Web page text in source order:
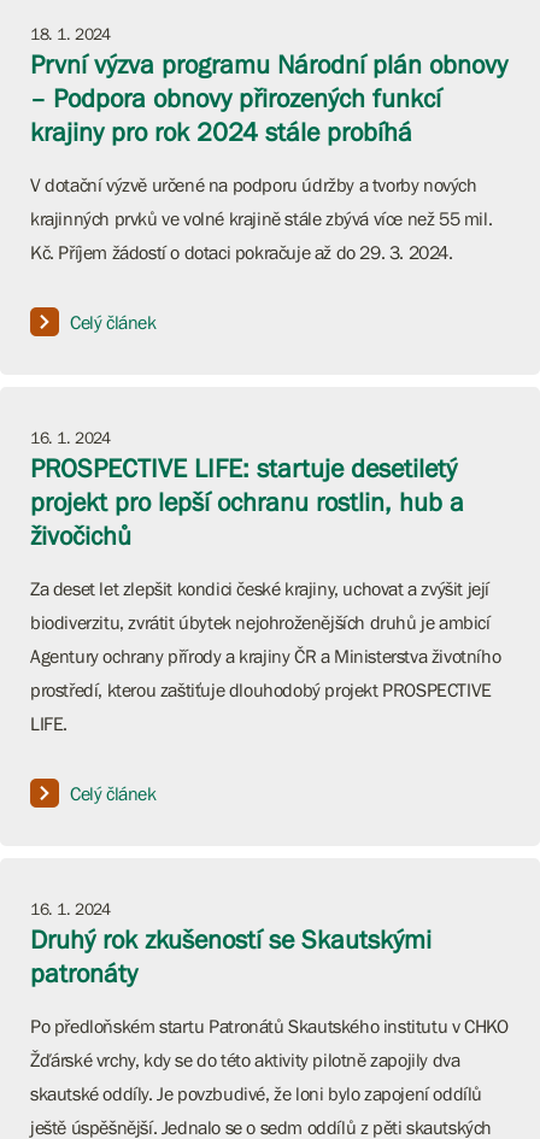
18. 1. 2024
První výzva programu Národní plán obnovy
– Podpora obnovy přirozených funkcí
krajiny pro rok 2024 stále probíhá
V dotační výzvě určené na podporu údržby a tvorby nových
krajinných prvků ve volné krajině stále zbývá více než 55 mil.
Kč. Příjem žádostí o dotaci pokračuje až do 29. 3. 2024.
Celý článek
16. 1. 2024
PROSPECTIVE LIFE: startuje desetiletý
projekt pro lepší ochranu rostlin, hub a
živočichů
Za deset let zlepšit kondici české krajiny, uchovat a zvýšit její
biodiverzitu, zvrátit úbytek nejohroženějších druhů je ambicí
Agentury ochrany přírody a krajiny ČR a Ministerstva životního
prostředí, kterou zaštiťuje dlouhodobý projekt PROSPECTIVE
LIFE.
Celý článek
16. 1. 2024
Druhý rok zkušeností se Skautskými
patronáty
Po předloňském startu Patronátů Skautského institutu v CHKO
Žďárské vrchy, kdy se do této aktivity pilotně zapojily dva
skautské oddíly. Je povzbudivé, že loni bylo zapojení oddílů
ještě úspěšnější. Jednalo se o sedm oddílů z pěti skautských